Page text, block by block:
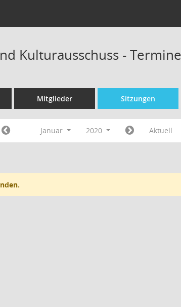
Kulturausschuss -
Mitglieder Sitzungen
Januar 2020 Aktuell